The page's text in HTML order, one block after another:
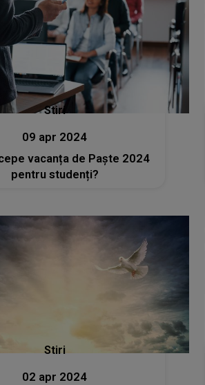
Stiri
09 apr 2024
vacanța de Paște 2024
pentru studenți?
Stiri
02 apr 2024